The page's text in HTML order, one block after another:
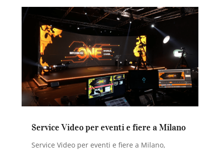
Service Video per eventi e fiere a Milano
Service Video per eventi e fiere a Milano,